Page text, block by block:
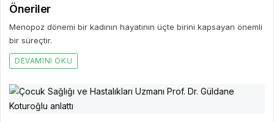
Öneriler
Menopoz dönemi bir kadının hayatının üçte birini kapsayan önemli
bir süreçtir.
DEVAMINI OKU